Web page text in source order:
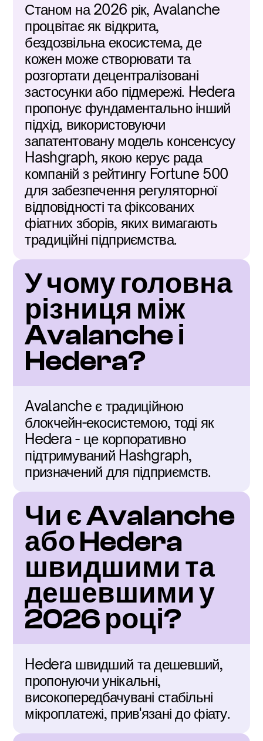
Станом на 2026 рік, Avalanche
процвітає як відкрита,
бездозвільна екосистема, де
кожен може створювати та
розгортати децентралізовані
застосунки або підмережі. Hedera
пропонує фундаментально інший
підхід, використовуючи
запатентовану модель консенсусу
Hashgraph, якою керує рада
компаній з рейтингу Fortune 500
для забезпечення регуляторної
відповідності та фіксованих
фіатних зборів, яких вимагають
традиційні підприємства.
У чому головна
різниця між
Avalanche і
Hedera?
Avalanche є традиційною
блокчейн-екосистемою, тоді як
Hedera - це корпоративно
підтримуваний Hashgraph,
призначений для підприємств.
Чи є Avalanche
або Hedera
швидшими та
дешевшими у
2026 році?
Hedera швидший та дешевший,
пропонуючи унікальні,
високопередбачувані стабільні
мікроплатежі, прив'язані до фіату.